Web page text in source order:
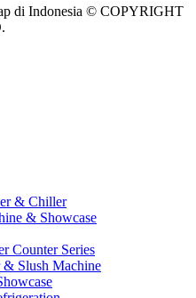
di Indonesia © COPYRIGHT
& Chiller
& Showcase
Counter Series
& Slush Machine